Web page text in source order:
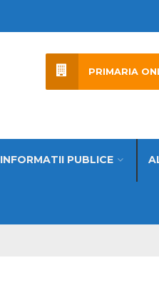
INFORMATII PUBLICE
PRIMARIA